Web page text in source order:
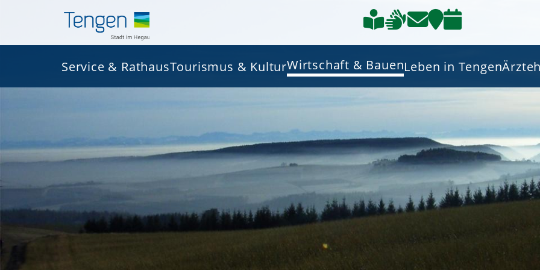
Service & RathausTourismus & KulturWirtschaft & BauenLeben in Tengen